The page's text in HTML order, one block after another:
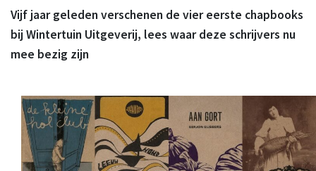
Vijf jaar geleden verschenen de vier eerste chapbooks
bij Wintertuin Uitgeverij, lees waar deze schrijvers nu
mee bezig zijn